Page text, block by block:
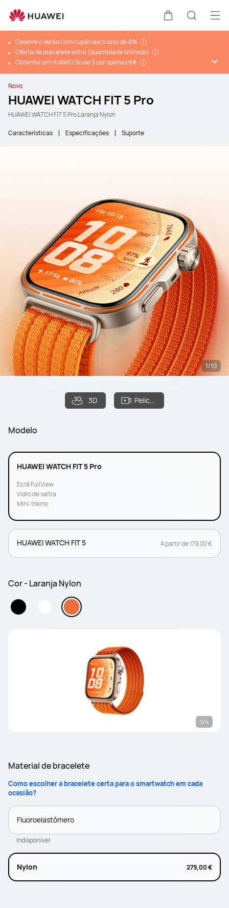
Carrinho
Celebre o Verão com cupão exclusivo de 8%
Oferta de bracelete extra (quantidade limitada)
Obtenha um HUAWEI Scale 3 por apenas 9 €
Novo
HUAWEI WATCH FIT 5 Pro
HUAWEI WATCH FIT 5 Pro Laranja Nylon
Características Especificações Suporte
3D Película de filme
1/10
Modelo
HUAWEI WATCH FIT 5 Pro
Ecrã FullView
Vidro de safira
Mini-treino
HUAWEI WATCH FIT 5 A partir de 179,00 €
Cor - Laranja Nylon
1/4
Material de bracelete
Como escolher a bracelete certa para o smartwatch em cada
ocasião?
Fluoroelastômero
Indisponível
Nylon 279,00 €